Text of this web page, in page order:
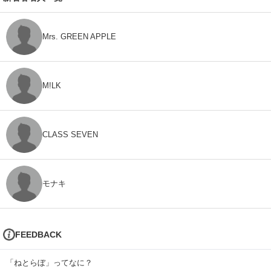
Mrs. GREEN APPLE
M!LK
CLASS SEVEN
モナキ
FEEDBACK
「ねとらぼ」ってなに？